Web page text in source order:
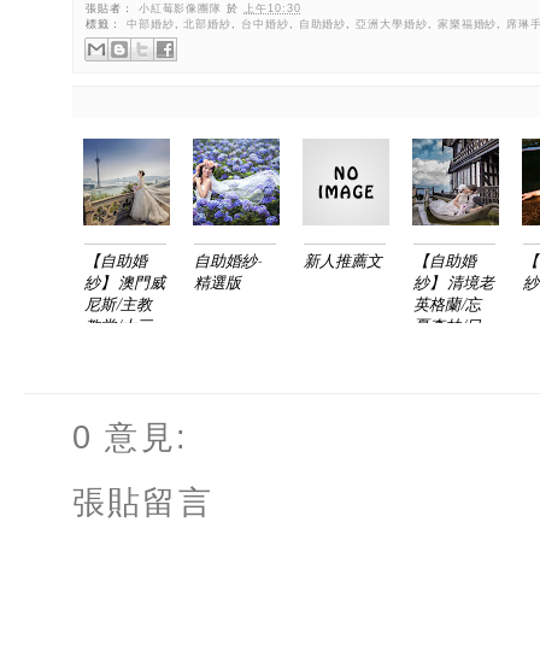
張貼者： 小紅莓影像團隊於
上午10:30
標籤： 中部婚紗 ,北部婚紗 台中婚紗 自助婚紗 ,亞洲大學婚紗 家樂福婚紗 席琳
【自助婚
紗】 澳門威
尼斯/主教
教堂/大三
自助婚紗-
精選版
新人推薦文
【自助婚
紗】 清境老
英格蘭/忘
憂森林/日
0 意見:
張貼留言